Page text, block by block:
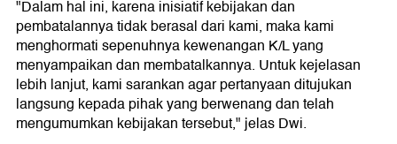
"Dalam hal ini, karena inisiatif kebijakan dan
pembatalannya tidak berasal dari kami, maka kami
menghormati sepenuhnya kewenangan K/L yang
menyampaikan dan membatalkannya. Untuk kejelasan
lebih lanjut, kami sarankan agar pertanyaan ditujukan
langsung kepada pihak yang berwenang dan telah
mengumumkan kebijakan tersebut," jelas Dwi.